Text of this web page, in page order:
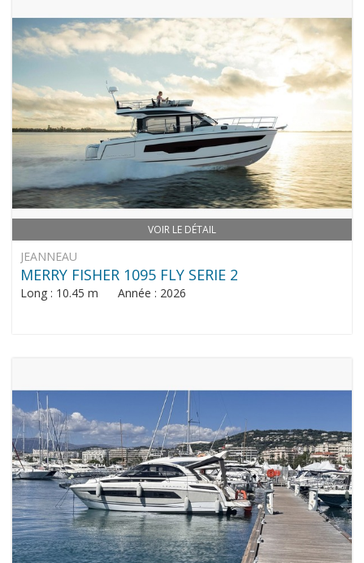
VOIR LE DÉTAIL
JEANNEAU
MERRY FISHER 1095 FLY SERIE 2
Long : 10.45 m Année : 2026